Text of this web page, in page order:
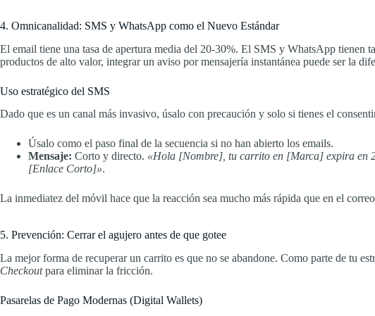
4. Omnicanalidad: SMS y WhatsApp como el Nuevo Estándar
El email tiene una tasa de apertura media del 20-30%. El SMS y WhatsApp tienen
productos de alto valor, integrar un aviso por mensajería instantánea puede ser la
Uso estratégico del SMS
Dado que es un canal más invasivo, úsalo con precaución y solo si tienes el
Úsalo como el paso final de la secuencia si no han abierto los emails.
Mensaje: Corto y directo. «Hola [Nombre], tu carrito en [Marca] expira en
[Enlace Corto]».
La inmediatez del móvil hace que la reacción sea mucho más rápida que en el
5. Prevención: Cerrar el agujero antes de que gotee
La mejor forma de recuperar un carrito es que no se abandone. Como parte de tu
Checkoutpara eliminar la fricción.
Pasarelas de Pago Modernas (Digital Wallets)